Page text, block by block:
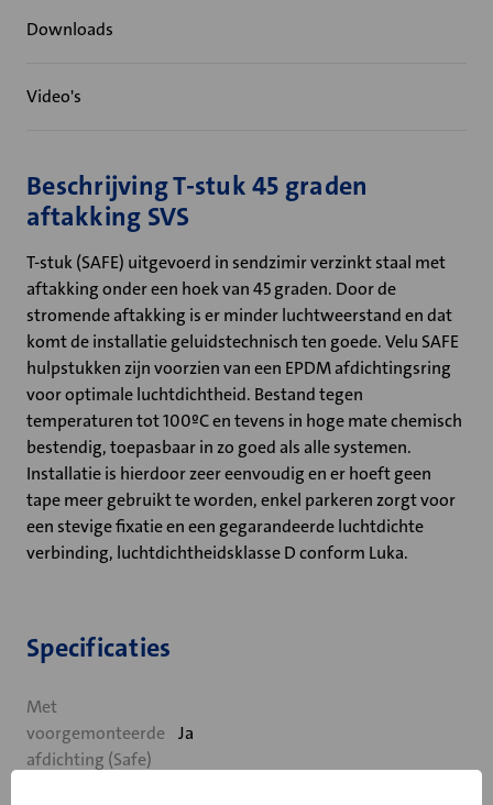
Downloads
Video's
Beschrijving T-stuk 45 graden
aftakking SVS
T-stuk (SAFE) uitgevoerd in sendzimir verzinkt staal met
aftakking onder een hoek van 45 graden. Door de
stromende aftakking is er minder luchtweerstand en dat
komt de installatie geluidstechnisch ten goede. Velu SAFE
hulpstukken zijn voorzien van een EPDM afdichtingsring
voor optimale luchtdichtheid. Bestand tegen
temperaturen tot 100ºC en tevens in hoge mate chemisch
bestendig, toepasbaar in zo goed als alle systemen.
Installatie is hierdoor zeer eenvoudig en er hoeft geen
tape meer gebruikt te worden, enkel parkeren zorgt voor
een stevige fixatie en een gegarandeerde luchtdichte
verbinding, luchtdichtheidsklasse D conform Luka.
Specificaties
Met
voorgemonteerde
afdichting (Safe)
Ja